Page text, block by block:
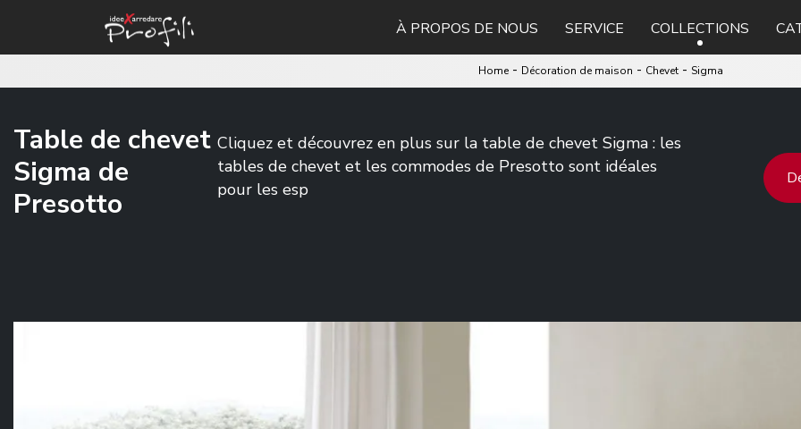
À PROPOS DE NOUS SERVICE COLLECTIONS
Home - Décoration de maison - Chevet - Sigma
Table de chevet
Sigma de
Presotto
Cliquez et découvrez en plus sur la table de chevet Sigma : les
tables de chevet et les commodes de Presotto sont idéales
pour les esp